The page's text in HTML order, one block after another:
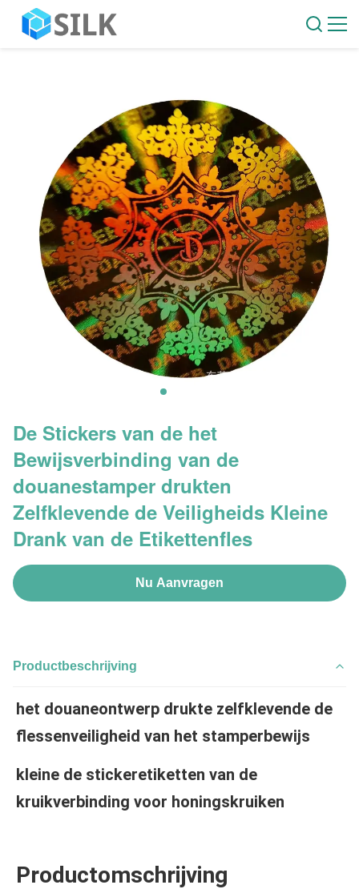
De Stickers van de het
Bewijsverbinding van de
douanestamper drukten
Zelfklevende de Veiligheids Kleine
Drank van de Etikettenfles
Nu Aanvragen
Productbeschrijving
het douaneontwerp drukte zelfklevende de
flessenveiligheid van het stamperbewijs
kleine de stickeretiketten van de
kruikverbinding voor honingskruiken
Productomschrijving